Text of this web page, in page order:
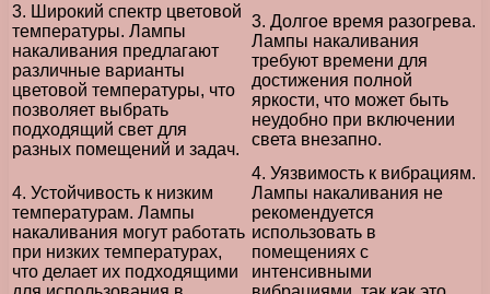
3. Широкий спектр цветовой
температуры. Лампы
накаливания предлагают
различные варианты
цветовой температуры, что
позволяет выбрать
подходящий свет для
разных помещений и задач.
3. Долгое время разогрева.
Лампы накаливания
требуют времени для
достижения полной
яркости, что может быть
неудобно при включении
света внезапно.
4. Устойчивость к низким
температурам. Лампы
накаливания могут работать
при низких температурах,
что делает их подходящими
4. Уязвимость к вибрациям.
Лампы накаливания не
рекомендуется
использовать в
помещениях с
интенсивными